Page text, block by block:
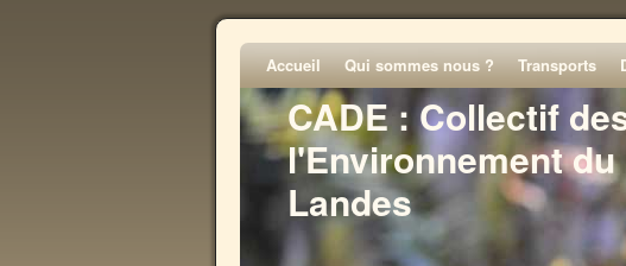
CADE : Collectif
l'Environnement
Landes
Accueil Qui sommes nous ? Transports